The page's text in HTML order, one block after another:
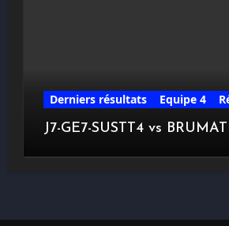
Derniers résultats Equipe 4
J7-GE7-SUSTT4 vs